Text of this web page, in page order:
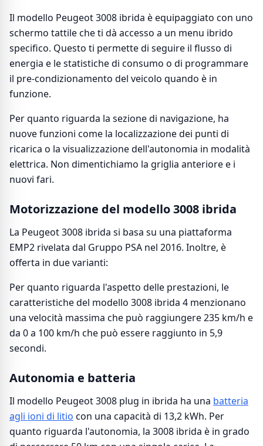
Il modello Peugeot 3008 ibrida è equipaggiato con uno
schermo tattile che ti dà accesso a un menu ibrido
specifico. Questo ti permette di seguire il flusso di
energia e le statistiche di consumo o di programmare
il pre-condizionamento del veicolo quando è in
funzione.
Per quanto riguarda la sezione di navigazione, ha
nuove funzioni come la localizzazione dei punti di
ricarica o la visualizzazione dell'autonomia in modalità
elettrica. Non dimentichiamo la griglia anteriore e i
nuovi fari.
Motorizzazione del modello 3008 ibrida
La Peugeot 3008 ibrida si basa su una piattaforma
EMP2 rivelata dal Gruppo PSA nel 2016. Inoltre, è
offerta in due varianti:
Per quanto riguarda l'aspetto delle prestazioni, le
caratteristiche del modello 3008 ibrida 4 menzionano
una velocità massima che può raggiungere 235 km/h e
da 0 a 100 km/h che può essere raggiunto in 5,9
secondi.
Autonomia e batteria
Il modello Peugeot 3008 plug in ibrida ha una batteria
agli ioni di litio con una capacità di 13,2 kWh. Per
quanto riguarda l'autonomia, la 3008 ibrida è in grado